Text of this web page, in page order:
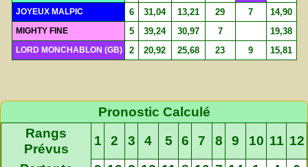
JOYEUX MALPIC 6 31,04 13,21 29 7 14,90
MIGHTY FINE 5 39,24 30,97 7 19,38
LORD MONCHABLON (GB) 2 20,92 25,68 23 9 15,81
Pronostic Calculé
Rangs
Prévus
1 2 3 4 5 6 7 8 9 10 11 12